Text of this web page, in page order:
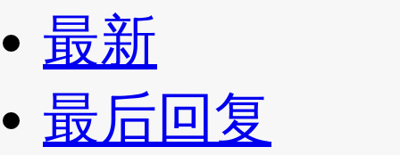
最新
最后回复